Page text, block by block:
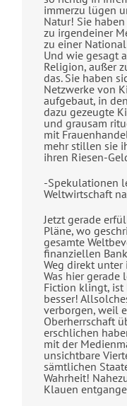
immerzu lügen
Natur! Sie
zu irgendeiner
zu einer
Und wie gesagt
Religion, außer
das. Sie haben
Netzwerke von
aufgebaut, in
dazu gezeugte
und grausam
mit
mehr stillen sie
ihren Riesen-
-Spekulationen
Weltwirtschaft
Jetzt gerade
Pläne, wo
gesamte
finanziellen
Weg direkt
Was hier gerade
Fiction klingt, ist
besser!
verborgen, weil
Oberherrschaft
erschlichen
mit der
unsichtbare
sämtlichen
Wahrheit!
Klauen